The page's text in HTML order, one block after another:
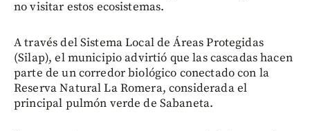
no visitar estos ecosistemas.
A través del Sistema Local de Áreas Protegidas
(Silap), el municipio advirtió que las cascadas hacen
parte de un corredor biológico conectado con la
Reserva Natural La Romera, considerada el
principal pulmón verde de Sabaneta.